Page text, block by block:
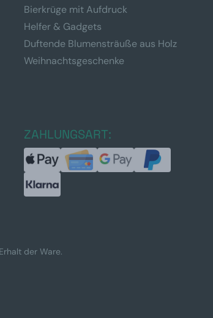
Bierkrüge mit Aufdruck
Helfer & Gadgets
Duftende Blumensträuße aus Holz
Weihnachtsgeschenke
ZAHLUNGSART:
der Ware.